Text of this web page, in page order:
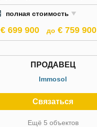
полная стоимость
€ 699 900 до € 759 900
ПРОДАВЕЦ
Immosol
Связаться
Ещё 5 объектов